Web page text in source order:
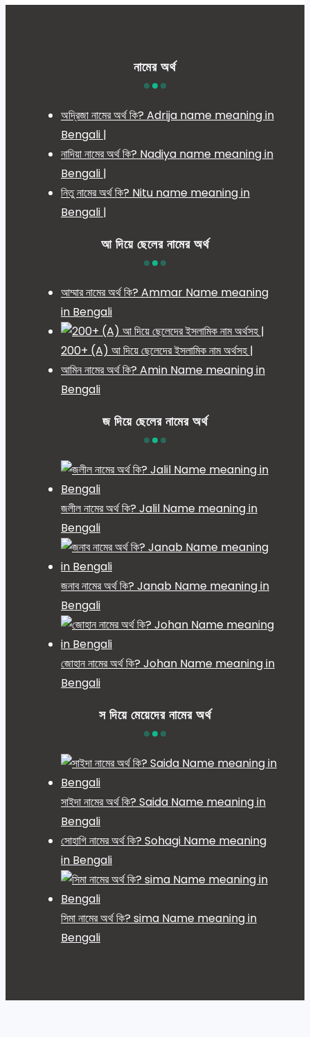
নামের অর্থ
অদ্রিজা নামের অর্থ কি? Adrija name meaning in
Bengali |
নাদিয়া নামের অর্থ কি? Nadiya name meaning in
Bengali |
নিতু নামের অর্থ কি? Nitu name meaning in
Bengali |
আ দিয়ে ছেলের নামের অর্থ
আম্মার নামের অর্থ কি? Ammar Name meaning
in Bengali
200+ (A) আ দিয়ে ছেলেদের ইসলামিক নাম অর্থসহ |
আমিন নামের অর্থ কি? Amin Name meaning in
Bengali
জ দিয়ে ছেলের নামের অর্থ
জলীল নামের অর্থ কি? Jalil Name meaning in
Bengali
জনাব নামের অর্থ কি? Janab Name meaning in
Bengali
জোহান নামের অর্থ কি? Johan Name meaning in
Bengali
স দিয়ে মেয়েদের নামের অর্থ
সাইদা নামের অর্থ কি? Saida Name meaning in
Bengali
সোহাগি নামের অর্থ কি? Sohagi Name meaning
in Bengali
সিমা নামের অর্থ কি? sima Name meaning in
Bengali